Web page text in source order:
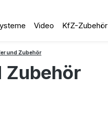
Video KfZ-Zubehör
und Zubehör
Zubehör